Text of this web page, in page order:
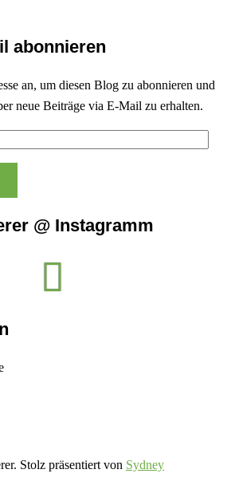
abonnieren
an, um diesen Blog zu abonnieren und
neue Beiträge via E-Mail zu erhalten.
@ Instagramm
Stolz präsentiert von Sydney